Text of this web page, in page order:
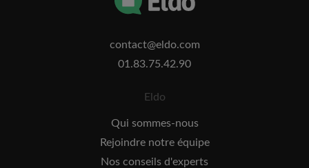
contact@eldo.com
01.83.75.42.90
Eldo
Qui sommes-nous
Rejoindre notre équipe
Nos conseils d'experts